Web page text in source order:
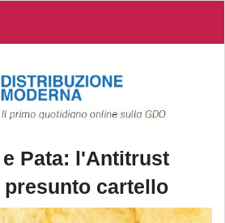
Pata: l'Antitrust
presunto cartello